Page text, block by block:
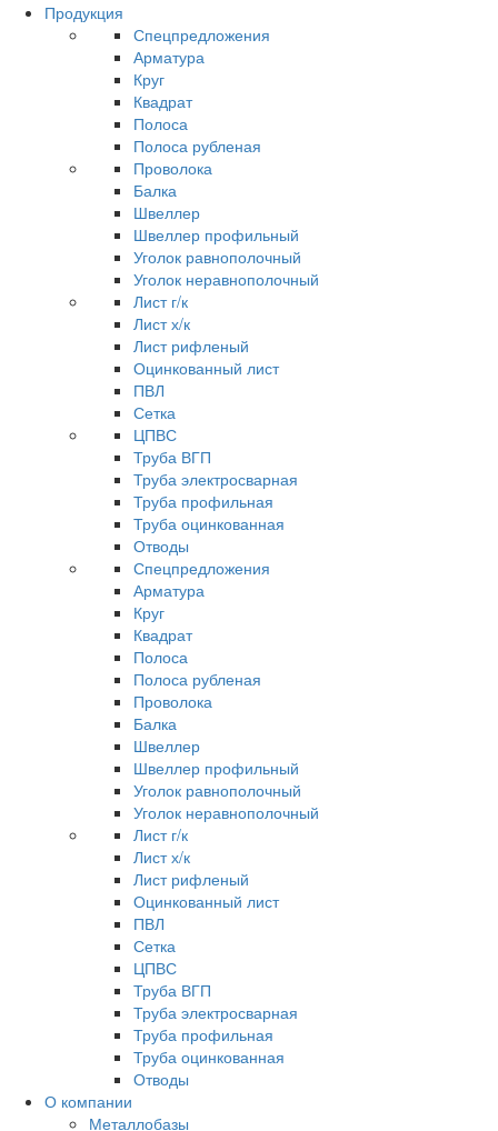
Продукция
Спецпредложения
Арматура
Круг
Квадрат
Полоса
Полоса рубленая
Проволока
Балка
Швеллер
Швеллер профильный
Уголок равнополочный
Уголок неравнополочный
Лист г/к
Лист х/к
Лист рифленый
Оцинкованный лист
ПВЛ
Сетка
ЦПВС
Труба ВГП
Труба электросварная
Труба профильная
Труба оцинкованная
Отводы
Спецпредложения
Арматура
Круг
Квадрат
Полоса
Полоса рубленая
Проволока
Балка
Швеллер
Швеллер профильный
Уголок равнополочный
Уголок неравнополочный
Лист г/к
Лист х/к
Лист рифленый
Оцинкованный лист
ПВЛ
Сетка
ЦПВС
Труба ВГП
Труба электросварная
Труба профильная
Труба оцинкованная
Отводы
О компании
Металлобазы